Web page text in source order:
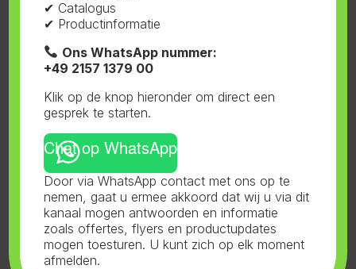
SKU:95.103
Starterkits, Voeding
Gerelateerde producten
Bio Nova TML The Missing
,Voeding
Bionova Missing Link 1L
Bio Nova Coco-Forte A+B
Voeding
Bionova Coco Forte A+B
20L
✔ Catalogus
✔ Productinformatie
Ons WhatsApp nummer:
+49 2157 1379 00
Klik op de knop hieronder om direct een
gesprek te starten.
Chat op WhatsApp
Door via WhatsApp contact met ons op te
nemen, gaat u ermee akkoord dat wij u via dit
kanaal mogen antwoorden en informatie
zoals offertes, flyers en productupdates
mogen toesturen. U kunt zich op elk moment
afmelden.